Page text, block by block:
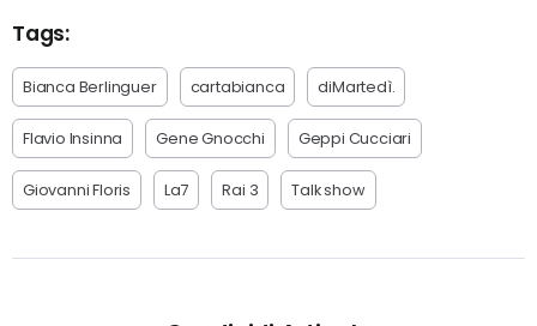
Tags:
Bianca Berlinguer cartabianca diMartedì.
Flavio Insinna Gene Gnocchi Geppi Cucciari
Giovanni Floris La7 Rai 3 Talk show